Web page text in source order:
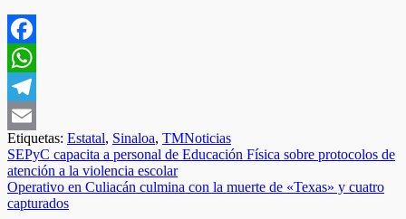
Facebook
WhatsApp
Telegram
Email
Etiquetas: Estatal, Sinaloa, TMNoticias
Navegación
de
entradas
SEPyC capacita a personal de Educación Física sobre protocolos de
atención a la violencia escolar
Operativo en Culiacán culmina con la muerte de «Texas» y cuatro
capturados